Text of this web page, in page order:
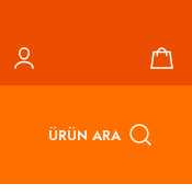
ÜRÜN ARA